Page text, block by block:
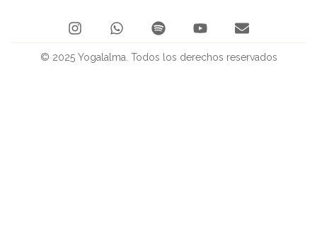
© 2025 Yogalalma. Todos los derechos reservados